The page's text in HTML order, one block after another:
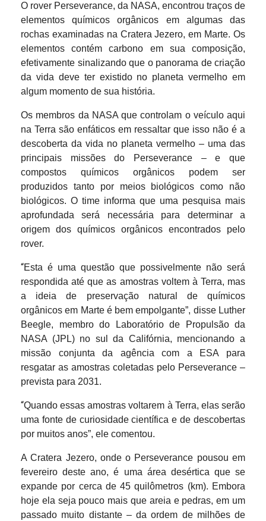
O rover Perseverance, da NASA, encontrou traços de
elementos químicos orgânicos em algumas das
rochas examinadas na Cratera Jezero, em Marte. Os
elementos contém carbono em sua composição,
efetivamente sinalizando que o panorama de criação
da vida deve ter existido no planeta vermelho em
algum momento de sua história.
Os membros da NASA que controlam o veículo aqui
na Terra são enfáticos em ressaltar que isso não é a
descoberta da vida no planeta vermelho – uma das
principais missões do Perseverance – e que
compostos químicos orgânicos podem ser
produzidos tanto por meios biológicos como não
biológicos. O time informa que uma pesquisa mais
aprofundada será necessária para determinar a
origem dos químicos orgânicos encontrados pelo
rover.
“Esta é uma questão que possivelmente não será
respondida até que as amostras voltem à Terra, mas
a ideia de preservação natural de químicos
orgânicos em Marte é bem empolgante”, disse Luther
Beegle, membro do Laboratório de Propulsão da
NASA (JPL) no sul da Califórnia, mencionando a
missão conjunta da agência com a ESA para
resgatar as amostras coletadas pelo Perseverance –
prevista para 2031.
“Quando essas amostras voltarem à Terra, elas serão
uma fonte de curiosidade científica e de descobertas
por muitos anos”, ele comentou.
A Cratera Jezero, onde o Perseverance pousou em
fevereiro deste ano, é uma área desértica que se
expande por cerca de 45 quilômetros (km). Embora
hoje ela seja pouco mais que areia e pedras, em um
passado muito distante – da ordem de milhões de